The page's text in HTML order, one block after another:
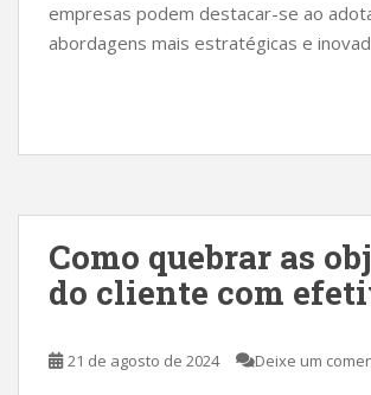
empresas podem destacar-se ao
abordagens mais estratégicas e
Como quebrar as
do cliente com
21 de agosto de 2024 Deixe um